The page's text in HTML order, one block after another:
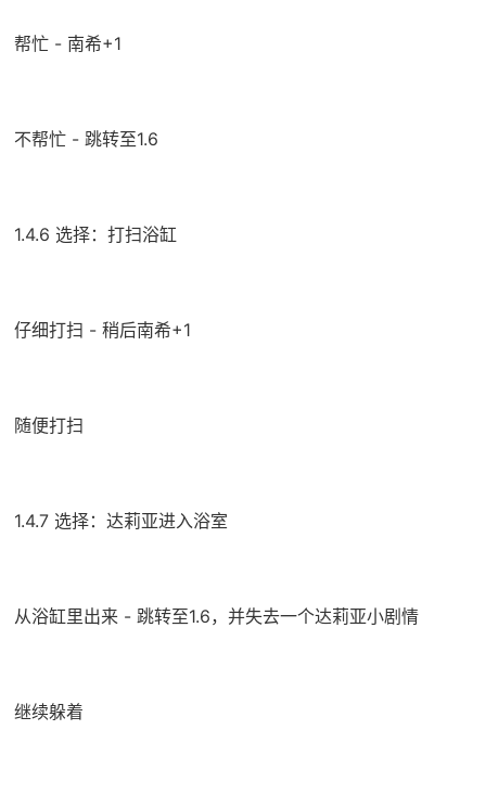
帮忙 - 南希+1
不帮忙 - 跳转至1.6
1.4.6 选择：打扫浴缸
仔细打扫 - 稍后南希+1
随便打扫
1.4.7 选择：达莉亚进入浴室
从浴缸里出来 - 跳转至1.6，并失去一个达莉亚小剧情
继续躲着